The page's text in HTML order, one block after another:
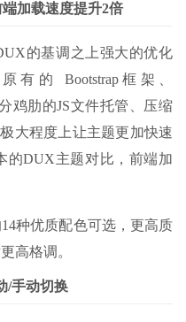
加载速度提升2倍
的基调之上强大的优化
的 Bootstrap框架、
鸡肋的JS文件托管、压缩
大程度上让主题更加快速
的DUX主题对比，前端加
种优质配色可选，更高质
高格调。
/手动切换